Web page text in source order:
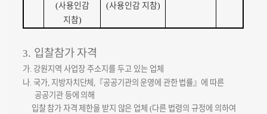
(사용인감
지참)
(사용인감 지참)
3. 입찰참가 자격
가 강원지역 사업장 주소지를 두고 있는 업체
나 .국가 지방자치단체 『공공기관의 운영에 관한 법률』 에 따른
공공기관 등에 의해
입찰 참가 자격 제한을 받지 않은 업체 (다른 법령의 규정에 의하여